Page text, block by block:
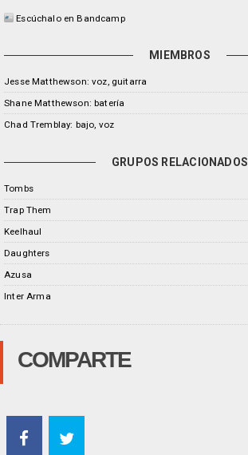
Escúchalo en Bandcamp
MIEMBROS
Jesse Matthewson: voz, guitarra
Shane Matthewson: batería
Chad Tremblay: bajo, voz
GRUPOS RELACIONADOS
Tombs
Trap Them
Keelhaul
Daughters
Azusa
Inter Arma
COMPARTE